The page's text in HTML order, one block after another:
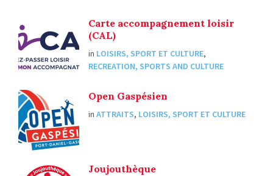
Carte accompagnement loisir
(CAL)
in LOISIRS, SPORT ET CULTURE,
RECREATION, SPORTS AND CULTURE
Open Gaspésien
in ATTRAITS, LOISIRS, SPORT ET CULTURE
Joujouthèque